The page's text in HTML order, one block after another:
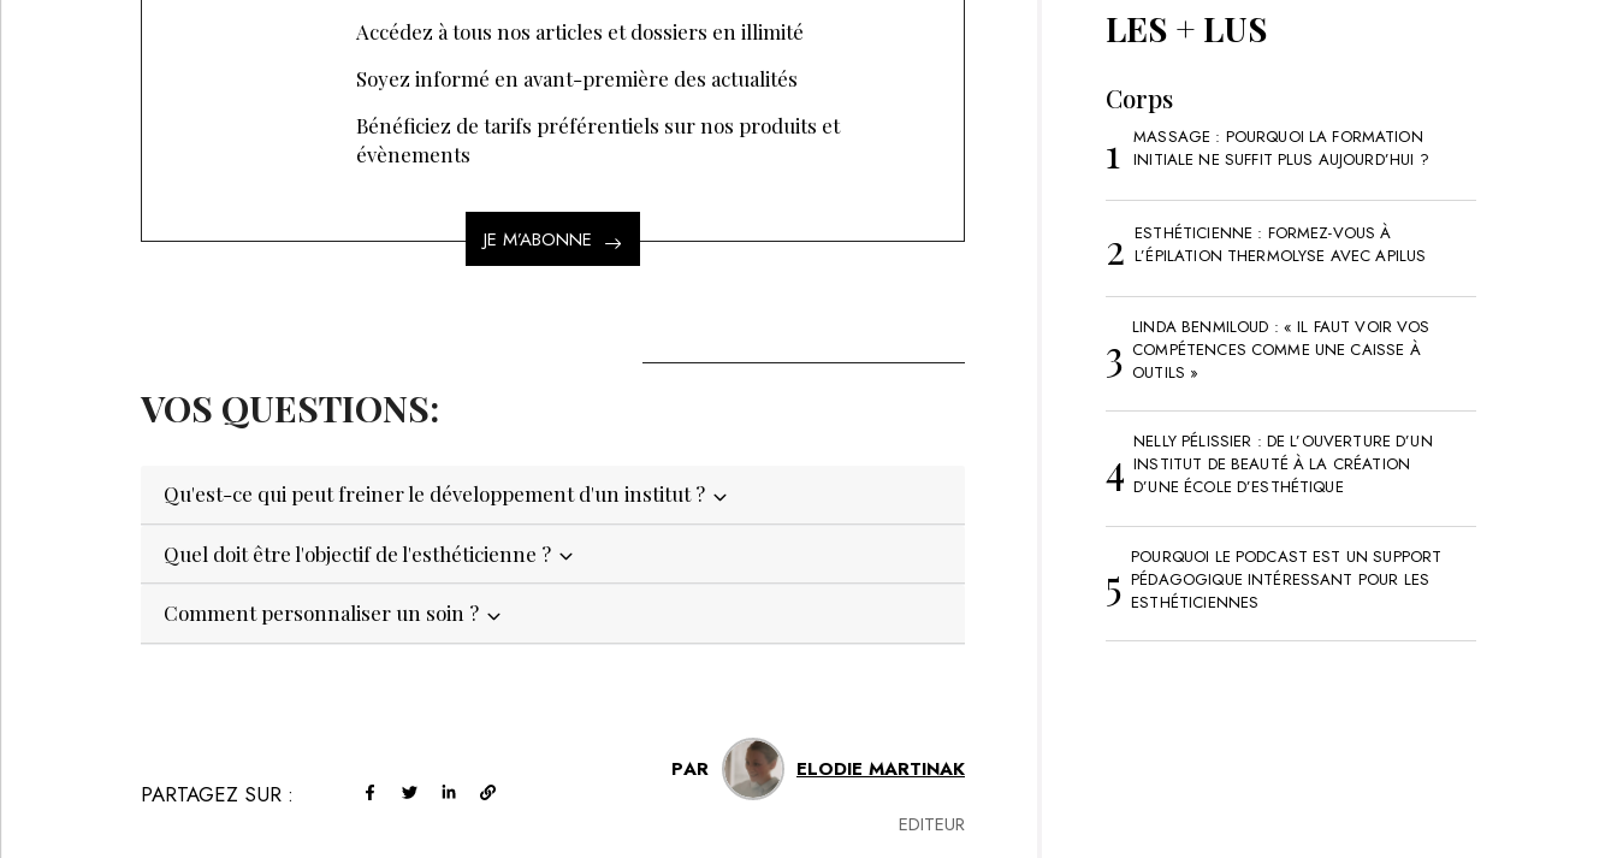
Accédez à tous nos articles et dossiers en illimité
Soyez informé en avant-première des actualités
Bénéficiez de tarifs préférentiels sur nos produits et
évènements
JE M’ABONNE
VOS QUESTIONS:
Qu'est-ce qui peut freiner le développement d'un institut ?
Quel doit être l'objectif de l'esthéticienne ?
Comment personnaliser un soin ?
PARTAGEZ SUR :
PAR ELODIE MARTINAK
EDITEUR
LES + LUS
Corps
MASSAGE : POURQUOI LA FORMATION
INITIALE NE SUFFIT PLUS AUJOURD’HUI ?
ESTHÉTICIENNE : FORMEZ-VOUS À
L’ÉPILATION THERMOLYSE AVEC APILUS
LINDA BENMILOUD : « IL FAUT VOIR VOS
COMPÉTENCES COMME UNE CAISSE À
OUTILS »
NELLY PÉLISSIER : DE L’OUVERTURE D’UN
INSTITUT DE BEAUTÉ À LA CRÉATION
D’UNE ÉCOLE D’ESTHÉTIQUE
POURQUOI LE PODCAST EST UN SUPPORT
PÉDAGOGIQUE INTÉRESSANT POUR LES
ESTHÉTICIENNES